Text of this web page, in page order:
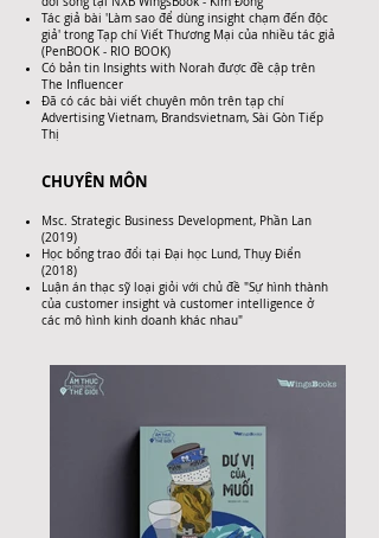
Tác giả bài 'Làm sao để dùng insight chạm đến độc
giả' trong Tạp chí Viết Thương Mại của nhiều tác giả
(PenBOOK - RIO BOOK)
Có bản tin Insights with Norah được đề cập trên
The Influencer
Đã có các bài viết chuyên môn trên tạp chí
Advertising Vietnam, Brandsvietnam, Sài Gòn Tiếp
Thị
CHUYÊN MÔN
Msc. Strategic Business Development, Phần Lan
(2019)
Học bổng trao đổi tại Đại học Lund, Thụy Điển
(2018)
Luận án thạc sỹ loại giỏi với chủ đề "Sự hình thành
của customer insight và customer intelligence ở
các mô hình kinh doanh khác nhau"